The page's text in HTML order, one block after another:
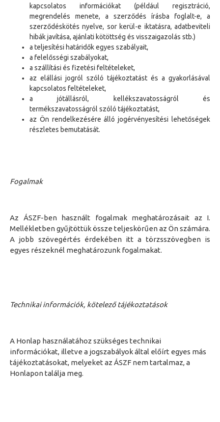
kapcsolatos információkat (például regisztráció,
megrendelés menete, a szerződés írásba foglalt-e, a
szerződéskötés nyelve, sor kerül-e iktatásra, adatbeviteli
hibák javítása, ajánlati kötöttség és visszaigazolás stb.)
a teljesítési határidők egyes szabályait,
a felelősségi szabályokat,
a szállítási és fizetési feltételeket,
az elállási jogról szóló tájékoztatást és a gyakorlásával
kapcsolatos feltételeket,
a jótállásról, kellékszavatosságról és
termékszavatosságról szóló tájékoztatást,
az Ön rendelkezésére álló jogérvényesítési lehetőségek
részletes bemutatását.
Fogalmak
Az ÁSZF-ben használt fogalmak meghatározásait az I.
Mellékletben gyűjtöttük össze teljeskörűen az Ön számára.
A jobb szövegértés érdekében itt a törzsszövegben is
egyes részeknél meghatározunk fogalmakat.
Technikai információk, kötelező tájékoztatások
A Honlap használatához szükséges technikai
információkat, illetve a jogszabályok által előírt egyes más
tájékoztatásokat, melyeket az ÁSZF nem tartalmaz, a
Honlapon találja meg.